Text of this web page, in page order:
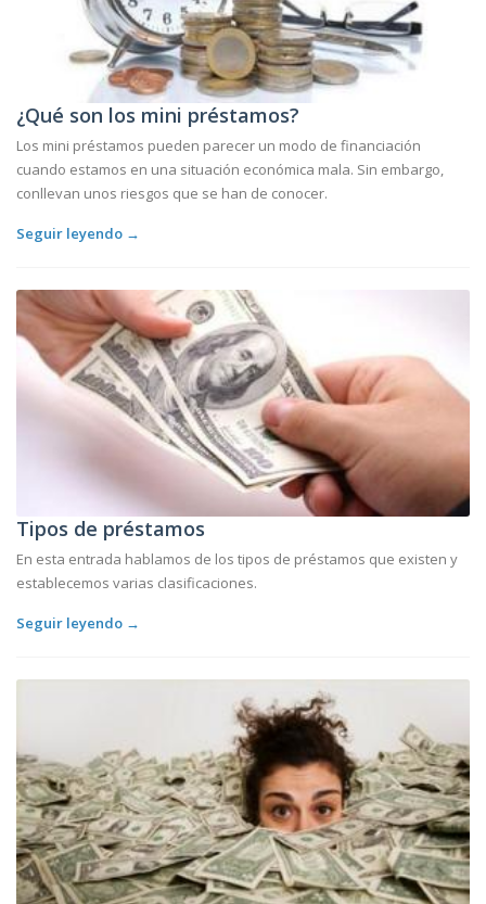
¿Qué son los mini préstamos?
Los mini préstamos pueden parecer un modo de financiación
cuando estamos en una situación económica mala. Sin embargo,
conllevan unos riesgos que se han de conocer.
Seguir leyendo →
Tipos de préstamos
En esta entrada hablamos de los tipos de préstamos que existen y
establecemos varias clasificaciones.
Seguir leyendo →